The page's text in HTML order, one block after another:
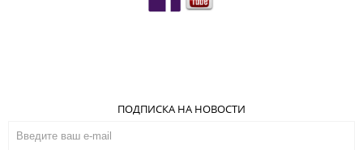
ПОДПИСКА НА НОВОСТИ